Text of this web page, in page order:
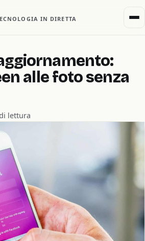
IN DIRETTA
alle foto senza
lettura